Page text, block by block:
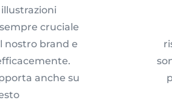
cruciale
nostro brand e
anche su